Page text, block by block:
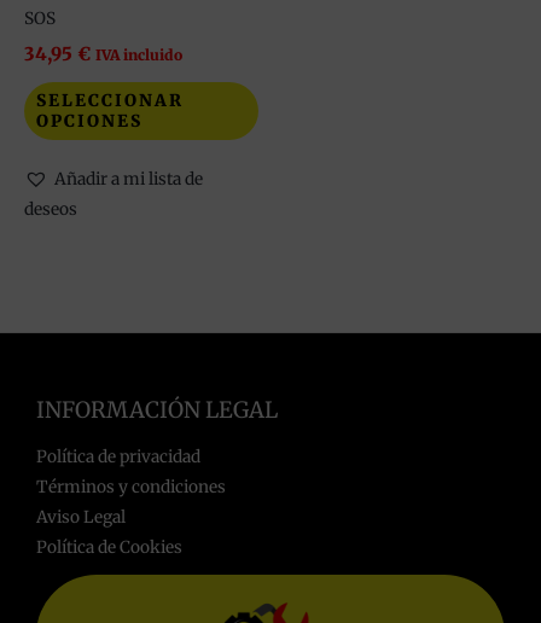
SOS
34,95 € IVA incluido
SELECCIONAR
OPCIONES
Añadir a mi lista de
deseos
INFORMACIÓN LEGAL
Política de privacidad
Términos y condiciones
Aviso Legal
Política de Cookies